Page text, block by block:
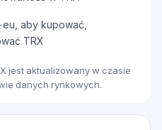
aby kupować,
TRX
jest aktualizowany w czasie
danych rynkowych.